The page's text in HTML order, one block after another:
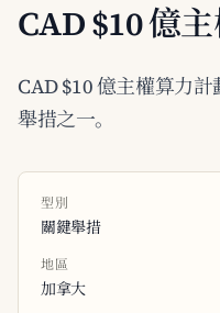
CAD $10 億
CAD $10 億主權算力
舉措之一。
型別
關鍵舉措
地區
加拿大